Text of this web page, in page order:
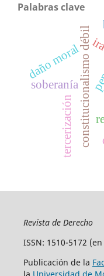
Palabras clave
constitucionalismo débil
soberanía
daño moral
tercerización
Revista de Derecho
ISSN: 1510-5172
Publicación de la